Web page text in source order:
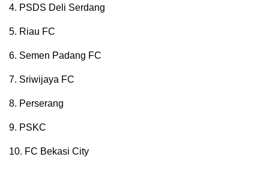
4. PSDS Deli Serdang
5. Riau FC
6. Semen Padang FC
7. Sriwijaya FC
8. Perserang
9. PSKC
10. FC Bekasi City